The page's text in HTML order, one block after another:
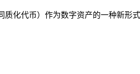
化代币）作为数字资产的一种新形